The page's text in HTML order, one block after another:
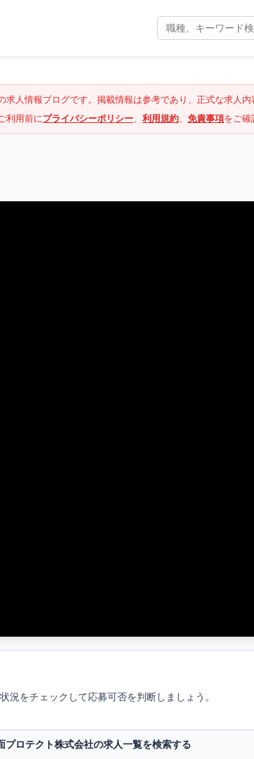
求人情報ブログです。掲載情報は参考であり、正式な求人内
利用前にプライバシーポリシー、 利用規約、 免責事項をご確
況をチェックして応募可否を判断しましょう。
プロテクト株式会社の求人一覧を検索する